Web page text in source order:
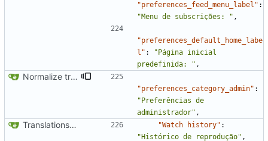
"preferences_feed_menu_label" :
"Menu de subscrições: " ,
"preferences_default_home_labe
l" :
"Página inicial
predefinida: " ,
Normalize translation key for preferences categories
"preferences_category_admin" :
"Preferências de
administrador" ,
Translations update from Weblate ( #2437 )
"Watch history" :
"Histórico de reprodução" ,